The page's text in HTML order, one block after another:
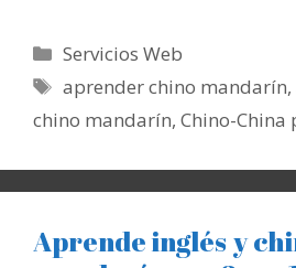
Categorías
Servicios Web
Etiquetas
aprender chino mandarín,
chino mandarín, Chino-China
Aprende inglés y